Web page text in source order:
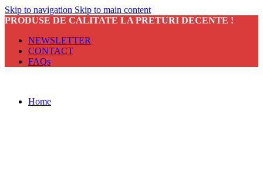
Skip to navigation Skip to main content
PRODUSE DE CALITATE LA PRETURI DECENTE !
NEWSLETTER
CONTACT
FAQs
Home